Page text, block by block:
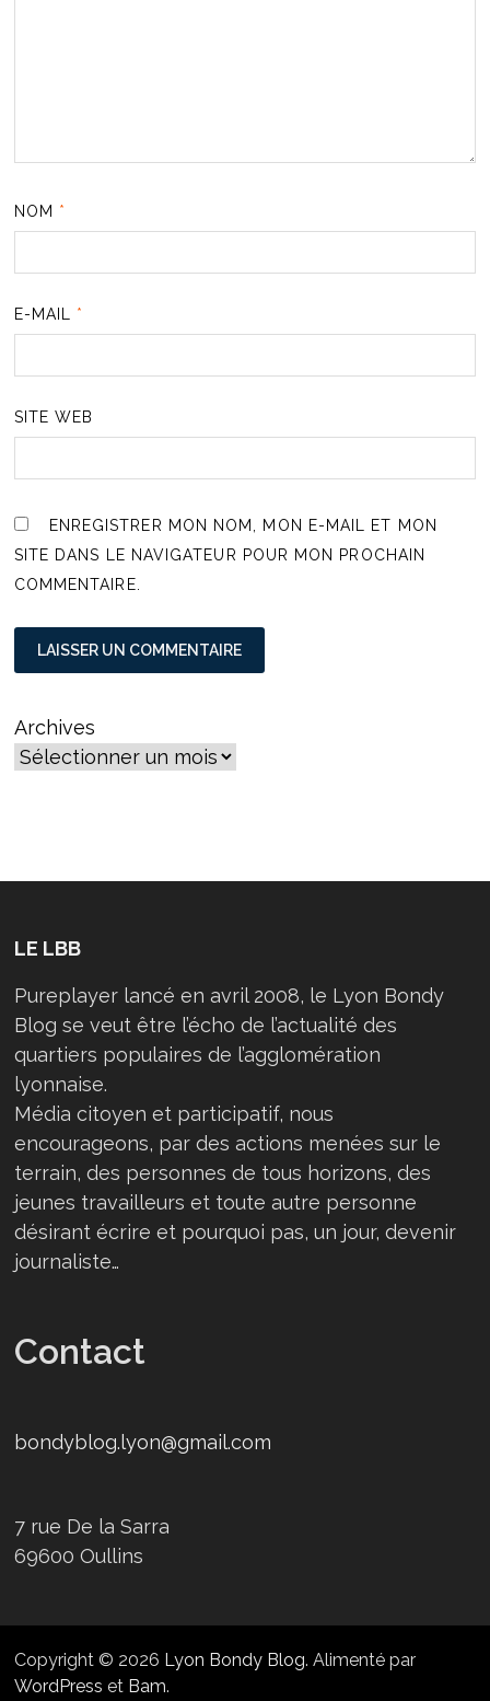
NOM *
E-MAIL *
SITE WEB
ENREGISTRER MON NOM, MON E-MAIL ET MON
SITE DANS LE NAVIGATEUR POUR MON PROCHAIN
COMMENTAIRE.
Archives
LE LBB
Pureplayer lancé en avril 2008, le Lyon Bondy
Blog se veut être l’écho de l’actualité des
quartiers populaires de l’agglomération
lyonnaise.
Média citoyen et participatif, nous
encourageons, par des actions menées sur le
terrain, des personnes de tous horizons, des
jeunes travailleurs et toute autre personne
désirant écrire et pourquoi pas, un jour, devenir
journaliste…
Contact
bondyblog.lyon@gmail.com
7 rue De la Sarra
69600 Oullins
Copyright © 2026 Lyon Bondy Blog. Alimenté par
WordPress et Bam.